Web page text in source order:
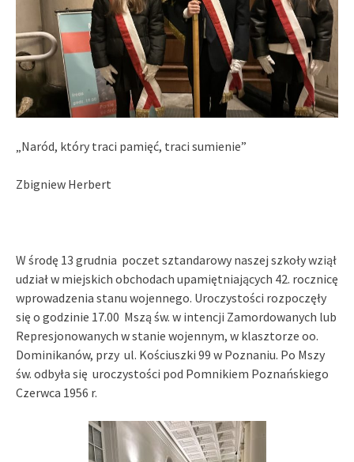
„Naród, który traci pamięć, traci sumienie”
Zbigniew Herbert
W środę 13 grudnia poczet sztandarowy naszej szkoły wziął
udział w miejskich obchodach upamiętniających 42. rocznicę
wprowadzenia stanu wojennego. Uroczystości rozpoczęły
się o godzinie 17.00 Mszą św. w intencji Zamordowanych lub
Represjonowanych w stanie wojennym, w klasztorze oo.
Dominikanów, przy ul. Kościuszki 99 w Poznaniu. Po Mszy
św. odbyła się uroczystości pod Pomnikiem Poznańskiego
Czerwca 1956 r.